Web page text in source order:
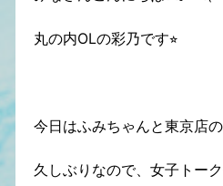
丸の内OLの彩乃です⭐︎
今日はふみちゃんと東京店の
久しぶりなので、女子トー